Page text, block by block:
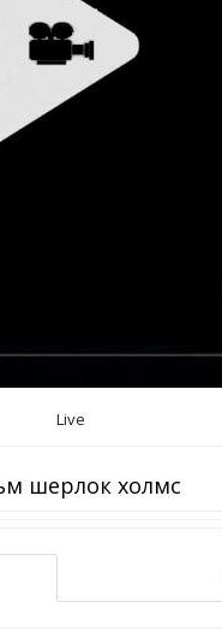
Live
шерлок холмс